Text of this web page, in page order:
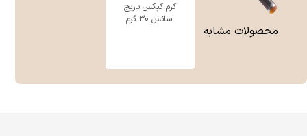
محصولات مشابه
کرم کپکس باریج
اسانس 30 گرم